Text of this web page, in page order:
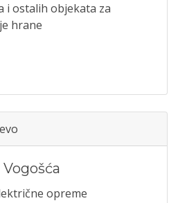
i ostalih objekata za
hrane
Vogošća
opreme